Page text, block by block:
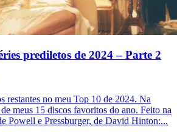
prediletos de 2024 – Parte 2
restantes no meu Top 10 de 2024. Na
meus 15 discos favoritos do ano. Feito na
Powell e Pressburger, de David Hinton:...